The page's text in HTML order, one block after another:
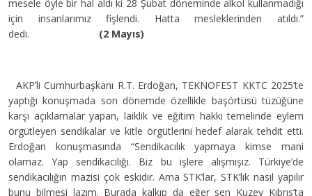
mesele öyle bir hal aldı ki 28 Şubat döneminde alkol kullanmadığı
için insanlarımız fişlendi. Hatta mesleklerinden atıldı.”
dedi. (2 Mayıs)
AKP’li Cumhurbaşkanı R.T. Erdoğan, TEKNOFEST KKTC 2025’te
yaptığı konuşmada son dönemde özellikle başörtüsü tüzüğüne
karşı açıklamalar yapan, laiklik ve eğitim hakkı temelinde eylem
örgütleyen sendikalar ve kitle örgütlerini hedef alarak tehdit etti.
Erdoğan konuşmasında “Sendikacılık yapmaya kimse mani
olamaz. Yap sendikacılığı. Biz bu işlere alışmışız. Türkiye’de
sendikacılığın mazisi çok eskidir. Ama STK’lar, STK’lık nasıl yapılır
bunu bilmesi lazım. Burada kalkıp da eğer sen Kuzey Kıbrıs’ta